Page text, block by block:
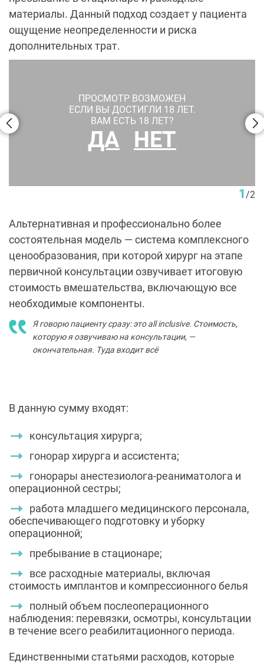
материалы. Данный подход создает у пациента
ощущение неопределенности и риска
дополнительных трат.
ПРОСМОТР ВОЗМОЖЕН
ЕСЛИ ВЫ ДОСТИГЛИ 18 ЛЕТ.
ВАМ ЕСТЬ 18 ЛЕТ?
ДА НЕТ
1/2
Альтернативная и профессионально более
состоятельная модель — система комплексного
ценообразования, при которой хирург на этапе
первичной консультации озвучивает итоговую
стоимость вмешательства, включающую все
необходимые компоненты.
Я говорю пациенту сразу: это all inclusive. Стоимость,
которую я озвучиваю на консультации, —
окончательная. Туда входит всё
В данную сумму входят:
консультация хирурга;
гонорар хирурга и ассистента;
гонорары анестезиолога-реаниматолога и
операционной сестры;
работа младшего медицинского персонала,
обеспечивающего подготовку и уборку
операционной;
пребывание в стационаре;
все расходные материалы, включая
стоимость имплантов и компрессионного белья
полный объем послеоперационного
наблюдения: перевязки, осмотры, консультации
в течение всего реабилитационного периода.
Единственными статьями расходов, которые